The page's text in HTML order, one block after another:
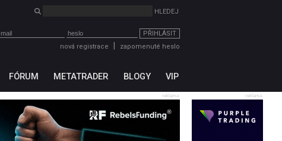
PŘIHLÁSIT
nová registrace
zapomenuté heslo
FÓRUM METATRADER BLOGY VIP
reklama
reklama